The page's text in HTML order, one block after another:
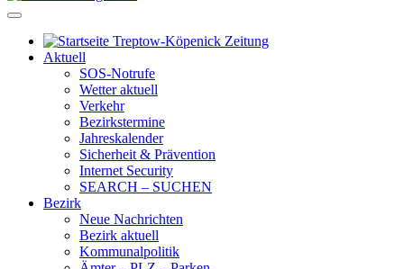
Aktuell
SOS-Notrufe
Wetter aktuell
Verkehr
Bezirkstermine
Jahreskalender
Sicherheit & Prävention
Internet Security
SEARCH – SUCHEN
Bezirk
Neue Nachrichten
Bezirk aktuell
Kommunalpolitik